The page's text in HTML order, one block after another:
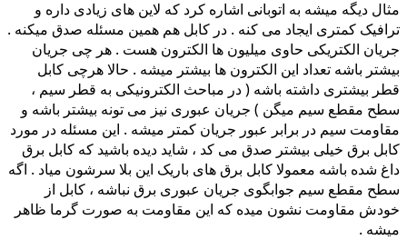
مثال دیگه میشه به اتوبانی اشاره کرد که لاین های زیادی داره و
ترافیک کمتری ایجاد می کنه . در کابل هم همین مسئله صدق میکنه .
جریان الکتریکی حاوی میلیون ها الکترون هست . هر چی جریان
بیشتر باشه تعداد این الکترون ها بیشتر میشه . حالا هرچی کابل
قطر بیشتری داشته باشه ( در مباحث الکترونیکی به قطر سیم ،
سطح مقطع سیم میگن ) جریان عبوری نیز می تونه بیشتر باشه و
مقاومت سیم در برابر عبور جریان کمتر میشه . این مسئله در مورد
کابل برق خیلی بیشتر صدق می کد ، شاید دیده باشید که کابل برق
داغ شده باشه معمولا کابل برق های باریک این بلا سرشون میاد . اگه
سطح مقطع سیم جوابگوی جریان عبوری برق نباشه ، کابل از
خودش مقاومت نشون میده که این مقاومت به صورت گرما ظاهر
میشه .